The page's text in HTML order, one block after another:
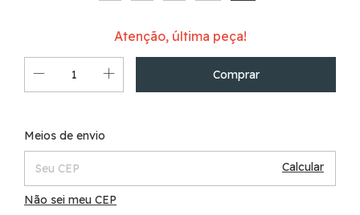
Atenção, última peça!
Entregas para o CEP:
Meios de envio
Calcular
Não sei meu CEP